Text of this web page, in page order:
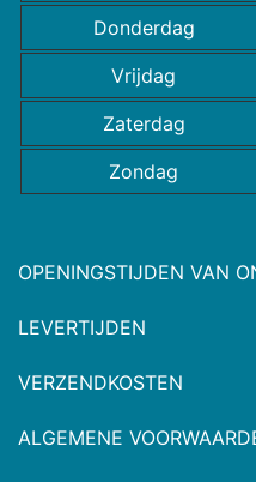
Donderdag
Vrijdag
Zaterdag
Zondag
OPENINGSTIJDEN VAN
LEVERTIJDEN
VERZENDKOSTEN
ALGEMENE